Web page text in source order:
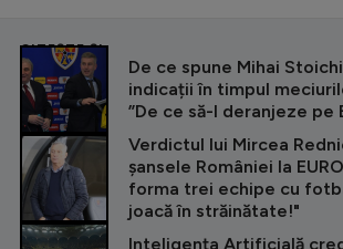
CITEȘTE ȘI
De ce spune Mihai
indicații în timpul
”De ce să-l deranjeze pe
Verdictul lui Mircea
șansele României la
forma trei echipe cu
joacă în străinătate!"
Inteligența Artificială